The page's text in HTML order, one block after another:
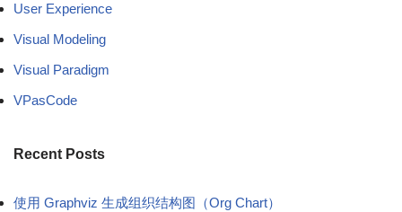
User Experience
Visual Modeling
Visual Paradigm
VPasCode
Recent Posts
使用 Graphviz 生成组织结构图（Org Chart）